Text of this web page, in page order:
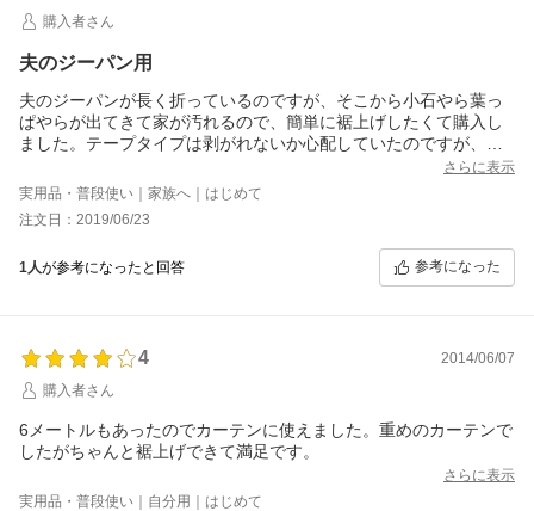
購入者さん
夫のジーパン用
夫のジーパンが長く折っているのですが、そこから小石やら葉っ
ぱやらが出てきて家が汚れるので、簡単に裾上げしたくて購入し
ました。テープタイプは剥がれないか心配していたのですが、ジ
ーパンのような厚い記事でも、アイロンでギュっとするとしっか
り止まり、洗濯しても大丈夫でした。夫のジーパンを全部裾上げ
して、足りなくなったら、また購入しようと思います。
さらに表示
実用品・普段使い｜家族へ｜はじめて
注文日：2019/06/23
1人が参考になったと回答 参考になった
4
2014/06/07
購入者さん
6メートルもあったのでカーテンに使えました。重めのカーテンで
したがちゃんと裾上げできて満足です。
さらに表示
実用品・普段使い｜自分用｜はじめて